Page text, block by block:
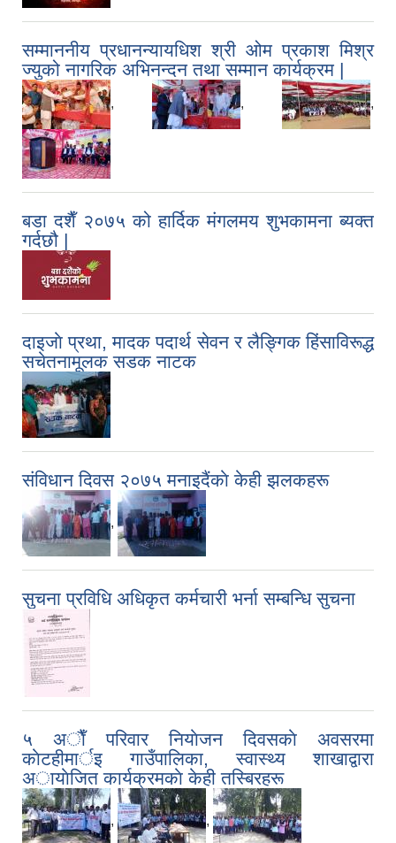
सम्माननीय प्रधानन्यायधिश श्री ओम प्रकाश मिश्र
ज्युको नागरिक अभिनन्दन तथा सम्मान कार्यक्रम |
, , ,
बडा दशैँ २०७५ को हार्दिक मंगलमय शुभकामना ब्यक्त
गर्दछौ |
दाइजाे प्रथा, मादक पदार्थ सेवन र लैङ्गिक हिंसाविरूद्ध
सचेतनामूलक सडक नाटक
संविधान दिवस २०७५ मनाइदैंकाे केही झलकहरू
,
सुचना प्रविधि अधिकृत कर्मचारी भर्ना सम्बन्धि सुचना
५ अाैँ परिवार नियाेजन दिवसकाे अवसरमा
काेटहीमार्इ गाउँपालिका, स्वास्थ्य शाखाद्वारा
अायाेजित कार्यक्रमकाे केही तस्बिरहरू
, ,